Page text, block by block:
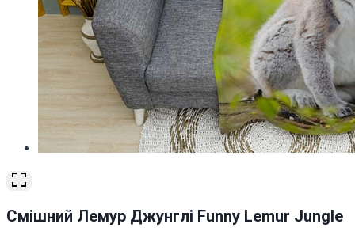
Cмішний Лемур Джунглі Funny Lemur Jungle